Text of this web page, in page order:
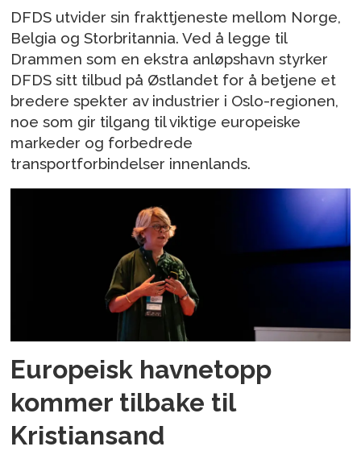
DFDS utvider sin frakttjeneste mellom Norge,
Belgia og Storbritannia. Ved å legge til
Drammen som en ekstra anløpshavn styrker
DFDS sitt tilbud på Østlandet for å betjene et
bredere spekter av industrier i Oslo-regionen,
noe som gir tilgang til viktige europeiske
markeder og forbedrede
transportforbindelser innenlands.
Europeisk havnetopp
kommer tilbake til
Kristiansand